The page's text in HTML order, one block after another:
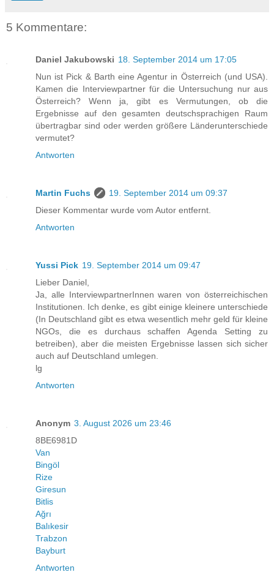
5 Kommentare:
Daniel Jakubowski 18. September 2014 um 17:05
Nun ist Pick & Barth eine Agentur in Österreich (und USA).
Kamen die Interviewpartner für die Untersuchung nur aus
Österreich? Wenn ja, gibt es Vermutungen, ob die
Ergebnisse auf den gesamten deutschsprachigen Raum
übertragbar sind oder werden größere Länderunterschiede
vermutet?
Antworten
Martin Fuchs
19. September 2014 um 09:37
Dieser Kommentar wurde vom Autor entfernt.
Antworten
Yussi Pick 19. September 2014 um 09:47
Lieber Daniel,
Ja, alle InterviewpartnerInnen waren von österreichischen
Institutionen. Ich denke, es gibt einige kleinere unterschiede
(In Deutschland gibt es etwa wesentlich mehr geld für kleine
NGOs, die es durchaus schaffen Agenda Setting zu
betreiben), aber die meisten Ergebnisse lassen sich sicher
auch auf Deutschland umlegen.
lg
Antworten
Anonym 3. August 2026 um 23:46
8BE6981D
Van
Bingöl
Rize
Giresun
Bitlis
Ağrı
Balıkesir
Trabzon
Bayburt
Antworten